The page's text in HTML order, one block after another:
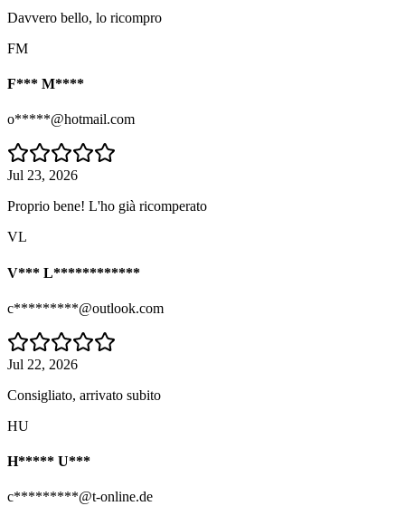
Davvero bello, lo ricompro
FM
F*** M****
o*****@hotmail.com
Jul 23, 2026
Proprio bene! L'ho già ricomperato
VL
V*** L************
c*********@outlook.com
Jul 22, 2026
Consigliato, arrivato subito
HU
H***** U***
c*********@t-online.de